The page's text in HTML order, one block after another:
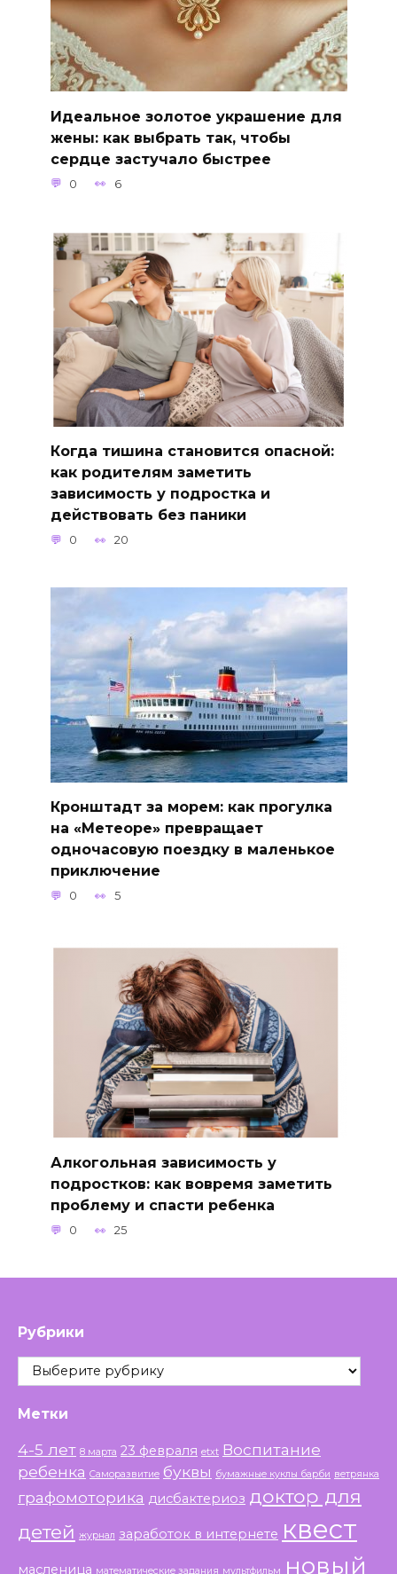
Идеальное золотое украшение для
жены: как выбрать так, чтобы
сердце застучало быстрее
0 6
Когда тишина становится опасной:
как родителям заметить
зависимость у подростка и
действовать без паники
0 20
Кронштадт за морем: как прогулка
на «Метеоре» превращает
одночасовую поездку в маленькое
приключение
0 5
Алкогольная зависимость у
подростков: как вовремя заметить
проблему и спасти ребенка
0 25
Рубрики
Рубрики
Метки
4-5 лет 8 марта 23 февраля etxt Воспитание
ребенка Саморазвитие буквы бумажные куклы барби ветрянка
графомоторика дисбактериоз доктор для
детей журнал заработок в интернете квест
масленица математические задания мультфильм новый